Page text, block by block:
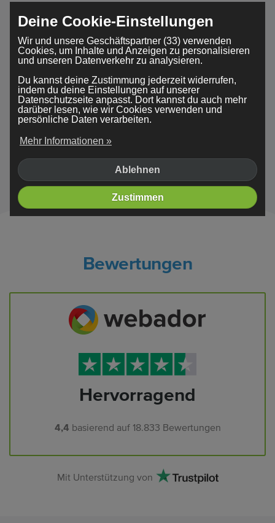
Traveling
Bewertungen
Hervorragend
4,4 basierend auf 18.833 Bewertungen
Mit Unterstützung von
Deine Cookie-Einstellungen
Wir und unsere Geschäftspartner (33) verwenden
Cookies, um Inhalte und Anzeigen zu personalisieren
und unseren Datenverkehr zu analysieren.
Du kannst deine Zustimmung jederzeit widerrufen,
indem du deine Einstellungen auf unserer
Datenschutzseite anpasst. Dort kannst du auch mehr
darüber lesen, wie wir Cookies verwenden und
persönliche Daten verarbeiten.
Mehr Informationen »
Ablehnen
Zustimmen